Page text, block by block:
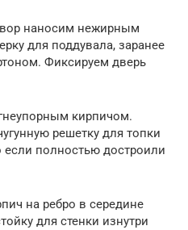
наносим нежирным
для поддувала, заранее
Фиксируем дверь
кирпичом.
решетку для топки
полностью достроили
на ребро в середине
для стенки изнутри